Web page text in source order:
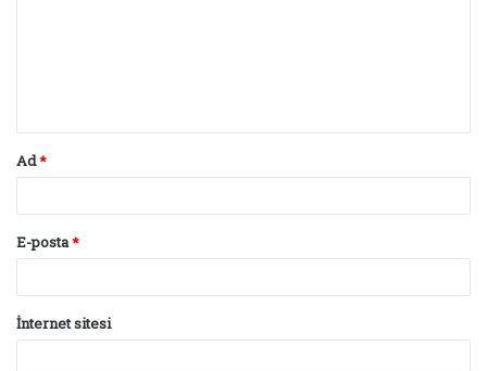
Ad*
E-posta*
İnternet sitesi